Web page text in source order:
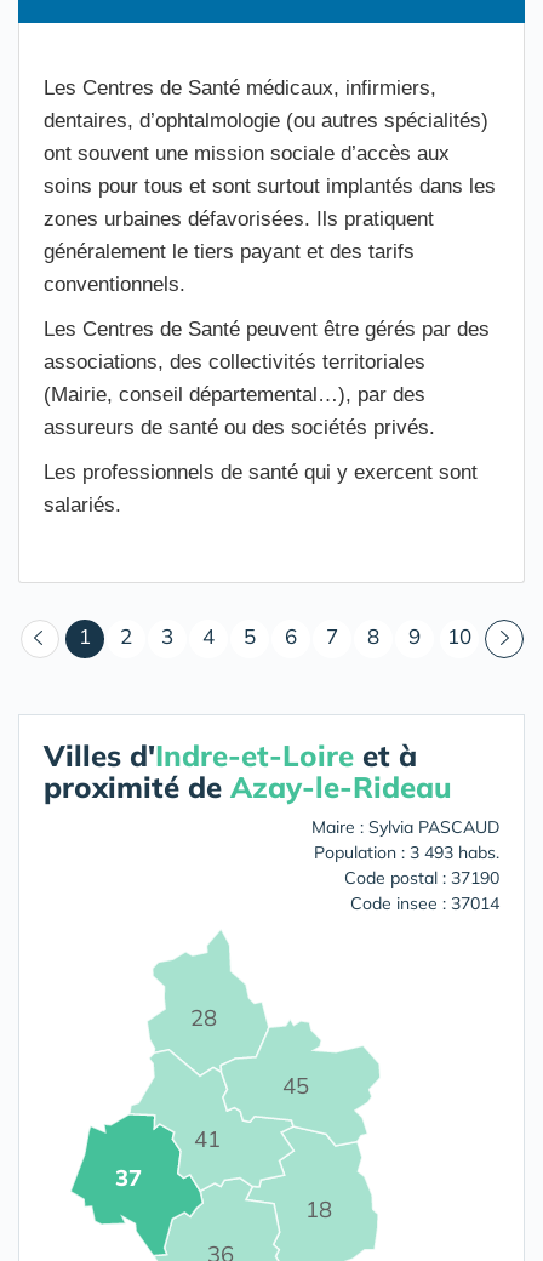
Les Centres de Santé médicaux, infirmiers,
dentaires, d’ophtalmologie (ou autres spécialités)
ont souvent une mission sociale d’accès aux
soins pour tous et sont surtout implantés dans les
zones urbaines défavorisées. Ils pratiquent
généralement le tiers payant et des tarifs
conventionnels.
Les Centres de Santé peuvent être gérés par des
associations, des collectivités territoriales
(Mairie, conseil départemental…), par des
assureurs de santé ou des sociétés privés.
Les professionnels de santé qui y exercent sont
salariés.
1 (courant)
2 3 4 5 6 7 8 9 10
Villes d'Indre-et-Loire et à
proximité de Azay-le-Rideau
Maire : Sylvia PASCAUD
Population : 3 493 habs.
Code postal : 37190
Code insee : 37014
18
28
36
37
41
45